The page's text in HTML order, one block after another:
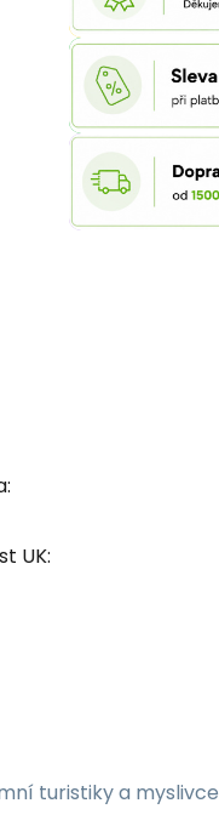
UK:
turistiky a myslivce